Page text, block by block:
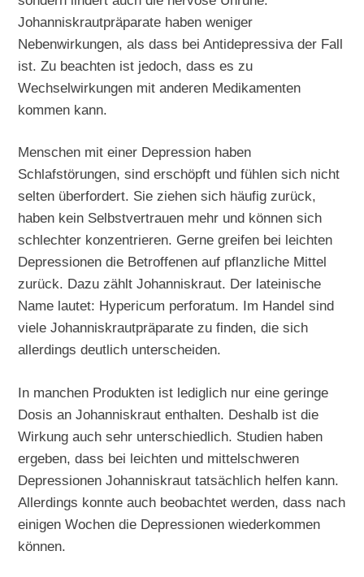
Johanniskrautpräparate haben weniger
Nebenwirkungen, als dass bei Antidepressiva der Fall
ist. Zu beachten ist jedoch, dass es zu
Wechselwirkungen mit anderen Medikamenten
kommen kann.
Menschen mit einer Depression haben
Schlafstörungen, sind erschöpft und fühlen sich nicht
selten überfordert. Sie ziehen sich häufig zurück,
haben kein Selbstvertrauen mehr und können sich
schlechter konzentrieren. Gerne greifen bei leichten
Depressionen die Betroffenen auf pflanzliche Mittel
zurück. Dazu zählt Johanniskraut. Der lateinische
Name lautet: Hypericum perforatum. Im Handel sind
viele Johanniskrautpräparate zu finden, die sich
allerdings deutlich unterscheiden.
In manchen Produkten ist lediglich nur eine geringe
Dosis an Johanniskraut enthalten. Deshalb ist die
Wirkung auch sehr unterschiedlich. Studien haben
ergeben, dass bei leichten und mittelschweren
Depressionen Johanniskraut tatsächlich helfen kann.
Allerdings konnte auch beobachtet werden, dass nach
einigen Wochen die Depressionen wiederkommen
können.